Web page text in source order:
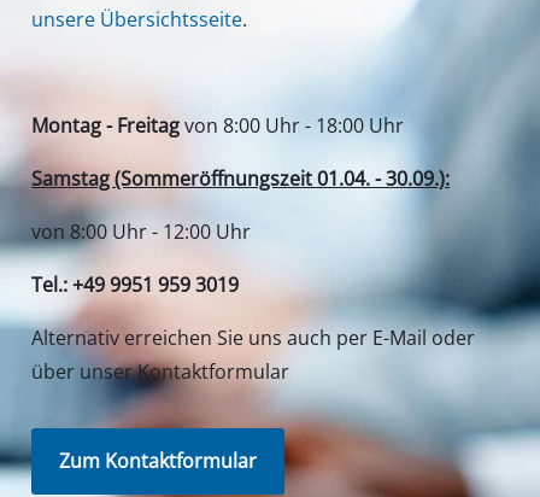
unsere Übersichtsseite.
Montag - Freitagvon 8:00 Uhr - 18:00 Uhr
Samstag (Sommeröffnungszeit 01.04. - 30.09.):
von 8:00 Uhr - 12:00 Uhr
Tel.: +49 9951 959 3019
Alternativ erreichen Sie uns auch per E-Mail oder
über unser Kontaktformular
Zum Kontaktformular